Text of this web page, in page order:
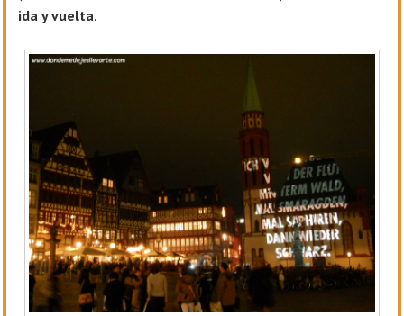
ida y vuelta.